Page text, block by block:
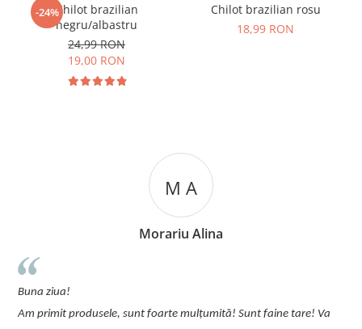
-24%Chilot brazilian
negru/albastru
24,99 RON
19,00 RON
Chilot brazilian rosu
18,99 RON
M A
Morariu Alina
Buna ziua!
Am primit produsele, sunt foarte mulțumită! Sunt faine tare! Va